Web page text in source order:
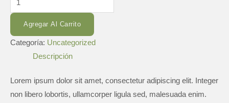
Agregar Al Carrito
Categoría: Uncategorized
Descripción
Lorem ipsum dolor sit amet, consectetur adipiscing elit. Integer
non libero lobortis, ullamcorper ligula sed, malesuada enim.